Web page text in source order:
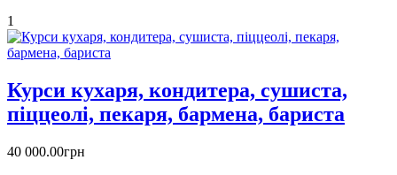
1
Курси кухаря, кондитера, сушиста,
піццеолі, пекаря, бармена, бариста
40 000.00грн